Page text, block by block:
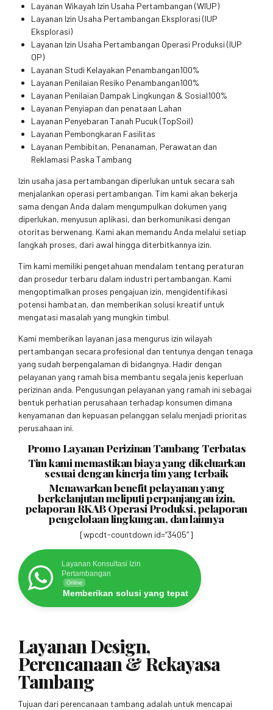
Layanan Wikayah Izin Usaha Pertambangan (WIUP)
Layanan Izin Usaha Pertambangan Eksplorasi (IUP
Eksplorasi)
Layanan Izin Usaha Pertambangan Operasi Produksi (IUP
OP)
Layanan Studi Kelayakan Penambangan100%
Layanan Penilaian Resiko Penambangan100%
Layanan Penilaian Dampak Lingkungan & Sosial100%
Layanan Penyiapan dan penataan Lahan
Layanan Penyebaran Tanah Pucuk (TopSoil)
Layanan Pembongkaran Fasilitas
Layanan Pembibitan, Penanaman, Perawatan dan
Reklamasi Paska Tambang
Izin usaha jasa pertambangan diperlukan untuk secara sah
menjalankan operasi pertambangan. Tim kami akan bekerja
sama dengan Anda dalam mengumpulkan dokumen yang
diperlukan, menyusun aplikasi, dan berkomunikasi dengan
otoritas berwenang. Kami akan memandu Anda melalui setiap
langkah proses, dari awal hingga diterbitkannya izin.
Tim kami memiliki pengetahuan mendalam tentang peraturan
dan prosedur terbaru dalam industri pertambangan. Kami
mengoptimalkan proses pengajuan izin, mengidentifikasi
potensi hambatan, dan memberikan solusi kreatif untuk
mengatasi masalah yang mungkin timbul.
Kami memberikan layanan jasa mengurus izin wilayah
pertambangan secara profesional dan tentunya dengan tenaga
yang sudah berpengalaman di bidangnya. Hadir dengan
pelayanan yang ramah bisa membantu segala jenis keperluan
perizinan anda. Pengusungan pelayanan yang ramah ini sebagai
bentuk perhatian perusahaan terhadap konsumen dimana
kenyamanan dan kepuasan pelanggan selalu menjadi prioritas
perusahaan ini.
Promo Layanan Perizinan Tambang Terbatas
Tim kami memastikan biaya yang dikeluarkan
sesuai dengan kinerja tim yang terbaik
Menawarkan benefit pelayanan yang
berkelanjutan meliputi perpanjangan izin,
pelaporan RKAB Operasi Produksi, pelaporan
pengelolaan lingkungan, dan lainnya
[wpcdt-countdown id=”3405″]
Layanan Konsultasi Izin
Pertambangan
Online
Memberikan solusi yang tepat
Layanan Design,
Perencanaan & Rekayasa
Tambang
Tujuan dari perencanaan tambang adalah untuk mencapai